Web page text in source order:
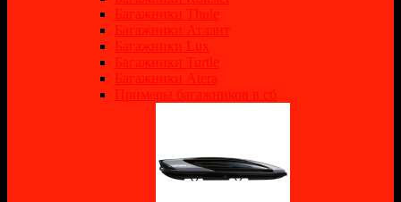
Багажники Thule
Багажники Атлант
Багажники Lux
Багажники Turtle
Багажники Atera
Примеры багажников в сб